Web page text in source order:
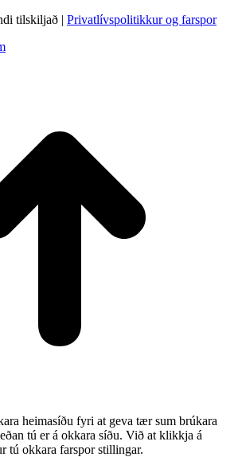
tilskiljað | Privatlívspolitikkur og farspor
heimasíðu fyri at geva tær sum brúkara
tú er á okkara síðu. Við at klikkja á
tú okkara farspor stillingar.